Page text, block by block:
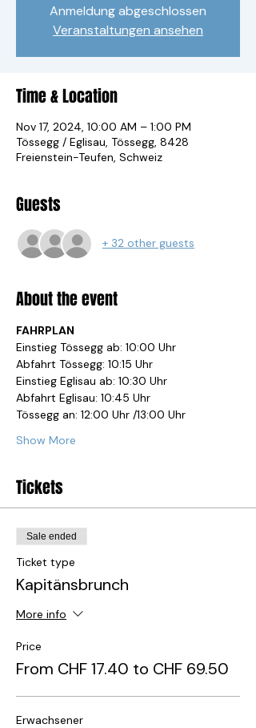
Anmeldung abgeschlossen
Veranstaltungen ansehen
Time & Location
Nov 17, 2024, 10:00 AM – 1:00 PM
Tössegg / Eglisau, Tössegg, 8428
Freienstein-Teufen, Schweiz
Guests
+ 32 other guests
About the event
FAHRPLAN
Einstieg Tössegg ab: 10:00 Uhr
Abfahrt Tössegg: 10:15 Uhr
Einstieg Eglisau ab: 10:30 Uhr
Abfahrt Eglisau: 10:45 Uhr
Tössegg an: 12:00 Uhr /13:00 Uhr
Show More
Tickets
Sale ended
Ticket type
Kapitänsbrunch
More info
Price
From CHF 17.40 to CHF 69.50
Erwachsener